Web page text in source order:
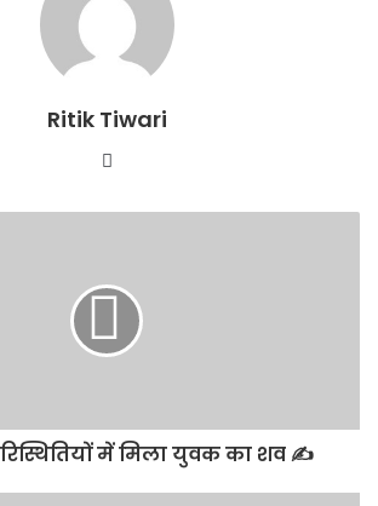
Ritik Tiwari
Website
में मिला युवक का शव ✍️